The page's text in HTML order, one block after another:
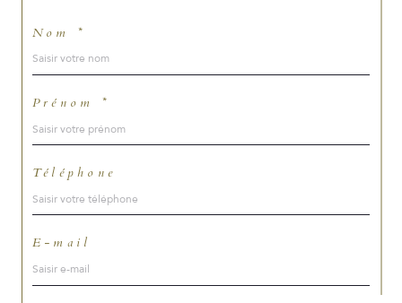
Nom *
Prénom *
Téléphone
E-mail